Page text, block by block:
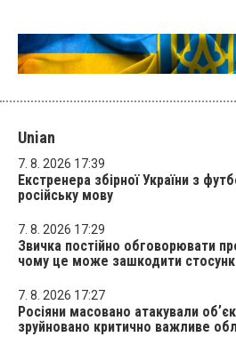
Unian
7. 8. 2026 17:39
Екстренера збірної України з
російську мову
7. 8. 2026 17:29
Звичка постійно обговорювати
чому це може зашкодити
7. 8. 2026 17:27
Росіяни масовано атакували
зруйновано критично важливе